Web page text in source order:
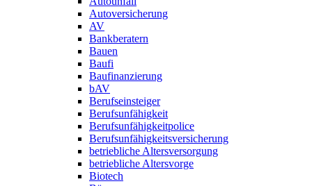
Autoversicherung
AV
Bankberatern
Bauen
Baufi
Baufinanzierung
bAV
Berufseinsteiger
Berufsunfähigkeit
Berufsunfähigkeitpolice
Berufsunfähigkeitsversicherung
betriebliche Altersversorgung
betriebliche Altersvorge
Biotech